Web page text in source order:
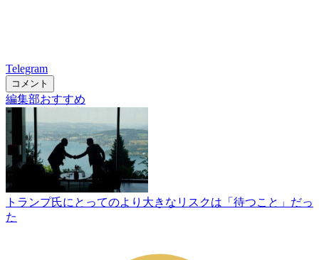
Telegram
コメント
編集部おすすめ
トランプ氏にとってのより大きなリスクは「待つこと」だっ
た